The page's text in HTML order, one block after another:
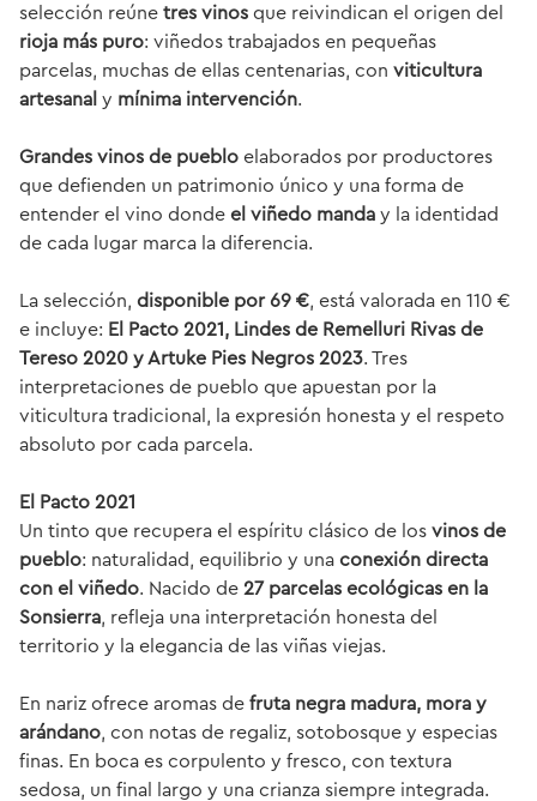
selección reúne tres vinos que reivindican el origen del
rioja más puro: viñedos trabajados en pequeñas
parcelas, muchas de ellas centenarias, con viticultura
artesanal y mínima intervención.
Grandes vinos de pueblo elaborados por productores
que defienden un patrimonio único y una forma de
entender el vino donde el viñedo manda y la identidad
de cada lugar marca la diferencia.
La selección, disponible por 69 €, está valorada en 110 €
e incluye: El Pacto 2021, Lindes de Remelluri Rivas de
Tereso 2020 y Artuke Pies Negros 2023. Tres
interpretaciones de pueblo que apuestan por la
viticultura tradicional, la expresión honesta y el respeto
absoluto por cada parcela.
El Pacto 2021
Un tinto que recupera el espíritu clásico de los vinos de
pueblo: naturalidad, equilibrio y una conexión directa
con el viñedo. Nacido de 27 parcelas ecológicas en la
Sonsierra, refleja una interpretación honesta del
territorio y la elegancia de las viñas viejas.
En nariz ofrece aromas de fruta negra madura, mora y
arándano, con notas de regaliz, sotobosque y especias
finas. En boca es corpulento y fresco, con textura
sedosa, un final largo y una crianza siempre integrada.